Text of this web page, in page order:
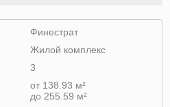
Финестрат
Жилой комплекс
3
от 138.93 м²
до 255.59 м²